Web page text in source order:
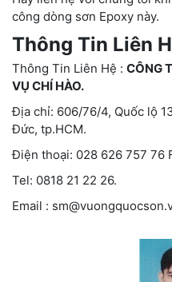
công dòng sơn Epoxy này.
Thông Tin Liên
Thông Tin Liên Hệ : CÔNG
VỤ CHÍ HÀO.
Địa chỉ: 606/76/4, Quốc lộ
Đức, tp.HCM.
Điện thoại: 028 626 757 76
Tel: 0818 21 22 26.
Email :